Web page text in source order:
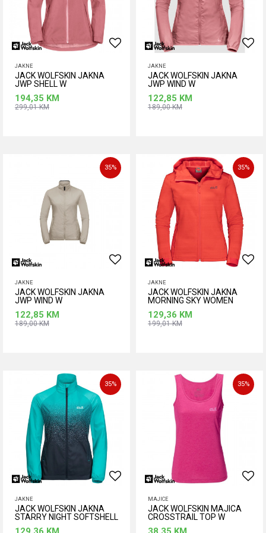
JAKNE
JACK WOLFSKIN JAKNA
JWP SHELL W
194,35 KM
299,01KM
JAKNE
JACK WOLFSKIN JAKNA
JWP WIND W
122,85 KM
189,00KM
35%
JAKNE
JACK WOLFSKIN JAKNA
JWP WIND W
122,85 KM
189,00KM
35%
JAKNE
JACK WOLFSKIN JAKNA
MORNING SKY WOMEN
129,36 KM
199,01KM
35%
JAKNE
JACK WOLFSKIN JAKNA
STARRY NIGHT SOFTSHELL
35%
MAJICE
JACK WOLFSKIN MAJICA
CROSSTRAIL TOP W